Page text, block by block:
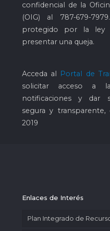
confidencial de la
(OIG) al 787-679-7979
protegido por la ley
presentar una queja.
Acceda al Portal de
solicitar acceso a
notificaciones y dar
segura y
2019
Enlaces de Interés
Plan Integrado de